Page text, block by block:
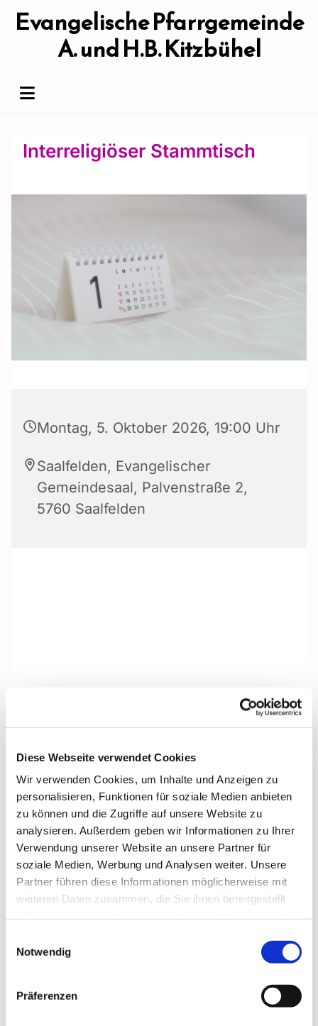
Diese Webseite verwendet Cookies
Wir verwenden Cookies, um Inhalte und Anzeigen zu
personalisieren, Funktionen für soziale Medien anbieten
zu können und die Zugriffe auf unsere Website zu
analysieren. Außerdem geben wir Informationen zu Ihrer
Verwendung unserer Website an unsere Partner für
soziale Medien, Werbung und Analysen weiter. Unsere
Partner führen diese Informationen möglicherweise mit
weiteren Daten zusammen, die Sie ihnen bereitgestellt
Notwendig
Präferenzen
Evangelische Pfarrgemeinde
A. und H.B. Kitzbühel
Interreligiöser Stammtisch
Montag, 5. Oktober 2026, 19:00 Uhr
Saalfelden, Evangelischer
Gemeindesaal, Palvenstraße 2,
5760 Saalfelden
Dies könnte Sie auch
interessieren